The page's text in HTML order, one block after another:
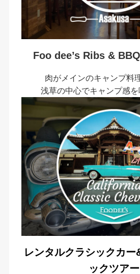
Foo dee’s Ribs &
肉がメインのキャンプ料
浅草の中心でキャンプ感を
レンタルクラシックカー
ックツアー